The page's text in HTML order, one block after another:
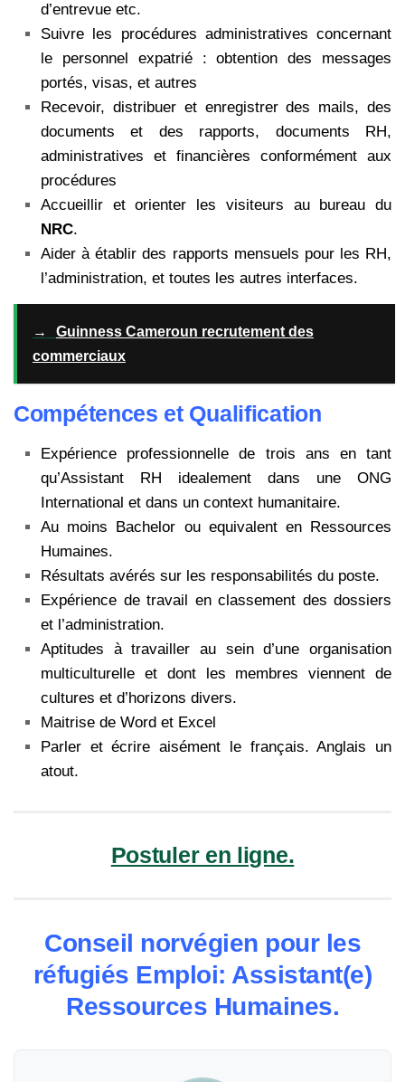
d’entrevue etc.
Suivre les procédures administratives concernant
le personnel expatrié : obtention des messages
portés, visas, et autres
Recevoir, distribuer et enregistrer des mails, des
documents et des rapports, documents RH,
administratives et financières conformément aux
procédures
Accueillir et orienter les visiteurs au bureau du
NRC.
Aider à établir des rapports mensuels pour les RH,
l’administration, et toutes les autres interfaces.
→
Guinness Cameroun recrutement des
commerciaux
Compétences et Qualification
Expérience professionnelle de trois ans en tant
qu’Assistant RH idealement dans une ONG
International et dans un context humanitaire.
Au moins Bachelor ou equivalent en Ressources
Humaines.
Résultats avérés sur les responsabilités du poste.
Expérience de travail en classement des dossiers
et l’administration.
Aptitudes à travailler au sein d’une organisation
multiculturelle et dont les membres viennent de
cultures et d’horizons divers.
Maitrise de Word et Excel
Parler et écrire aisément le français. Anglais un
atout.
Postuler en ligne.
Conseil norvégien pour les
réfugiés Emploi: Assistant(e)
Ressources Humaines.